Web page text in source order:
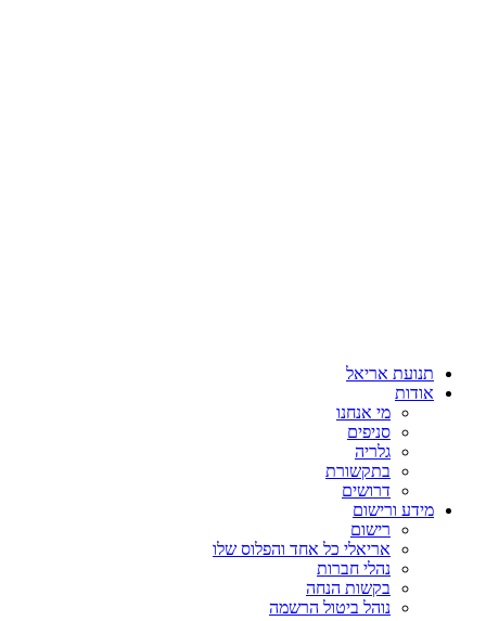
תנועת אריאל
אודות
מי אנחנו
סניפים
גלריה
בתקשורת
דרושים
מידע ורישום
רישום
אריאלי כל אחד והפלוס שלו
נהלי חברות
בקשות הנחה
נוהל ביטול הרשמה